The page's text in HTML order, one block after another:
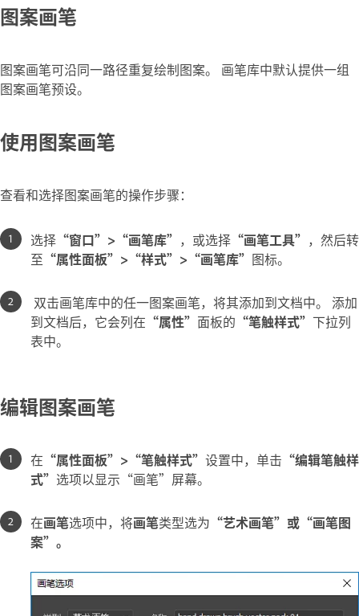
图案画笔
图案画笔可沿同一路径重复绘制图案。 画笔库中默认提供一组
图案画笔预设。
使用图案画笔
查看和选择图案画笔的操作步骤：
选择 “窗口”>“画笔库” ，或选择 “画笔工具” ，然后转
至 “属性面板”>“样式”>“画笔库” 图标。
双击画笔库中的任一图案画笔，将其添加到文档中。 添加
到文档后，它会列在 “属性” 面板的 “笔触样式” 下拉列
表中。
编辑图案画笔
在 “属性面板”>“笔触样式” 设置中，单击 “编辑笔触样
式” 选项以显示“画笔”屏幕。
在画笔选项中，将画笔类型选为 “艺术画笔”或“画笔图
案”。